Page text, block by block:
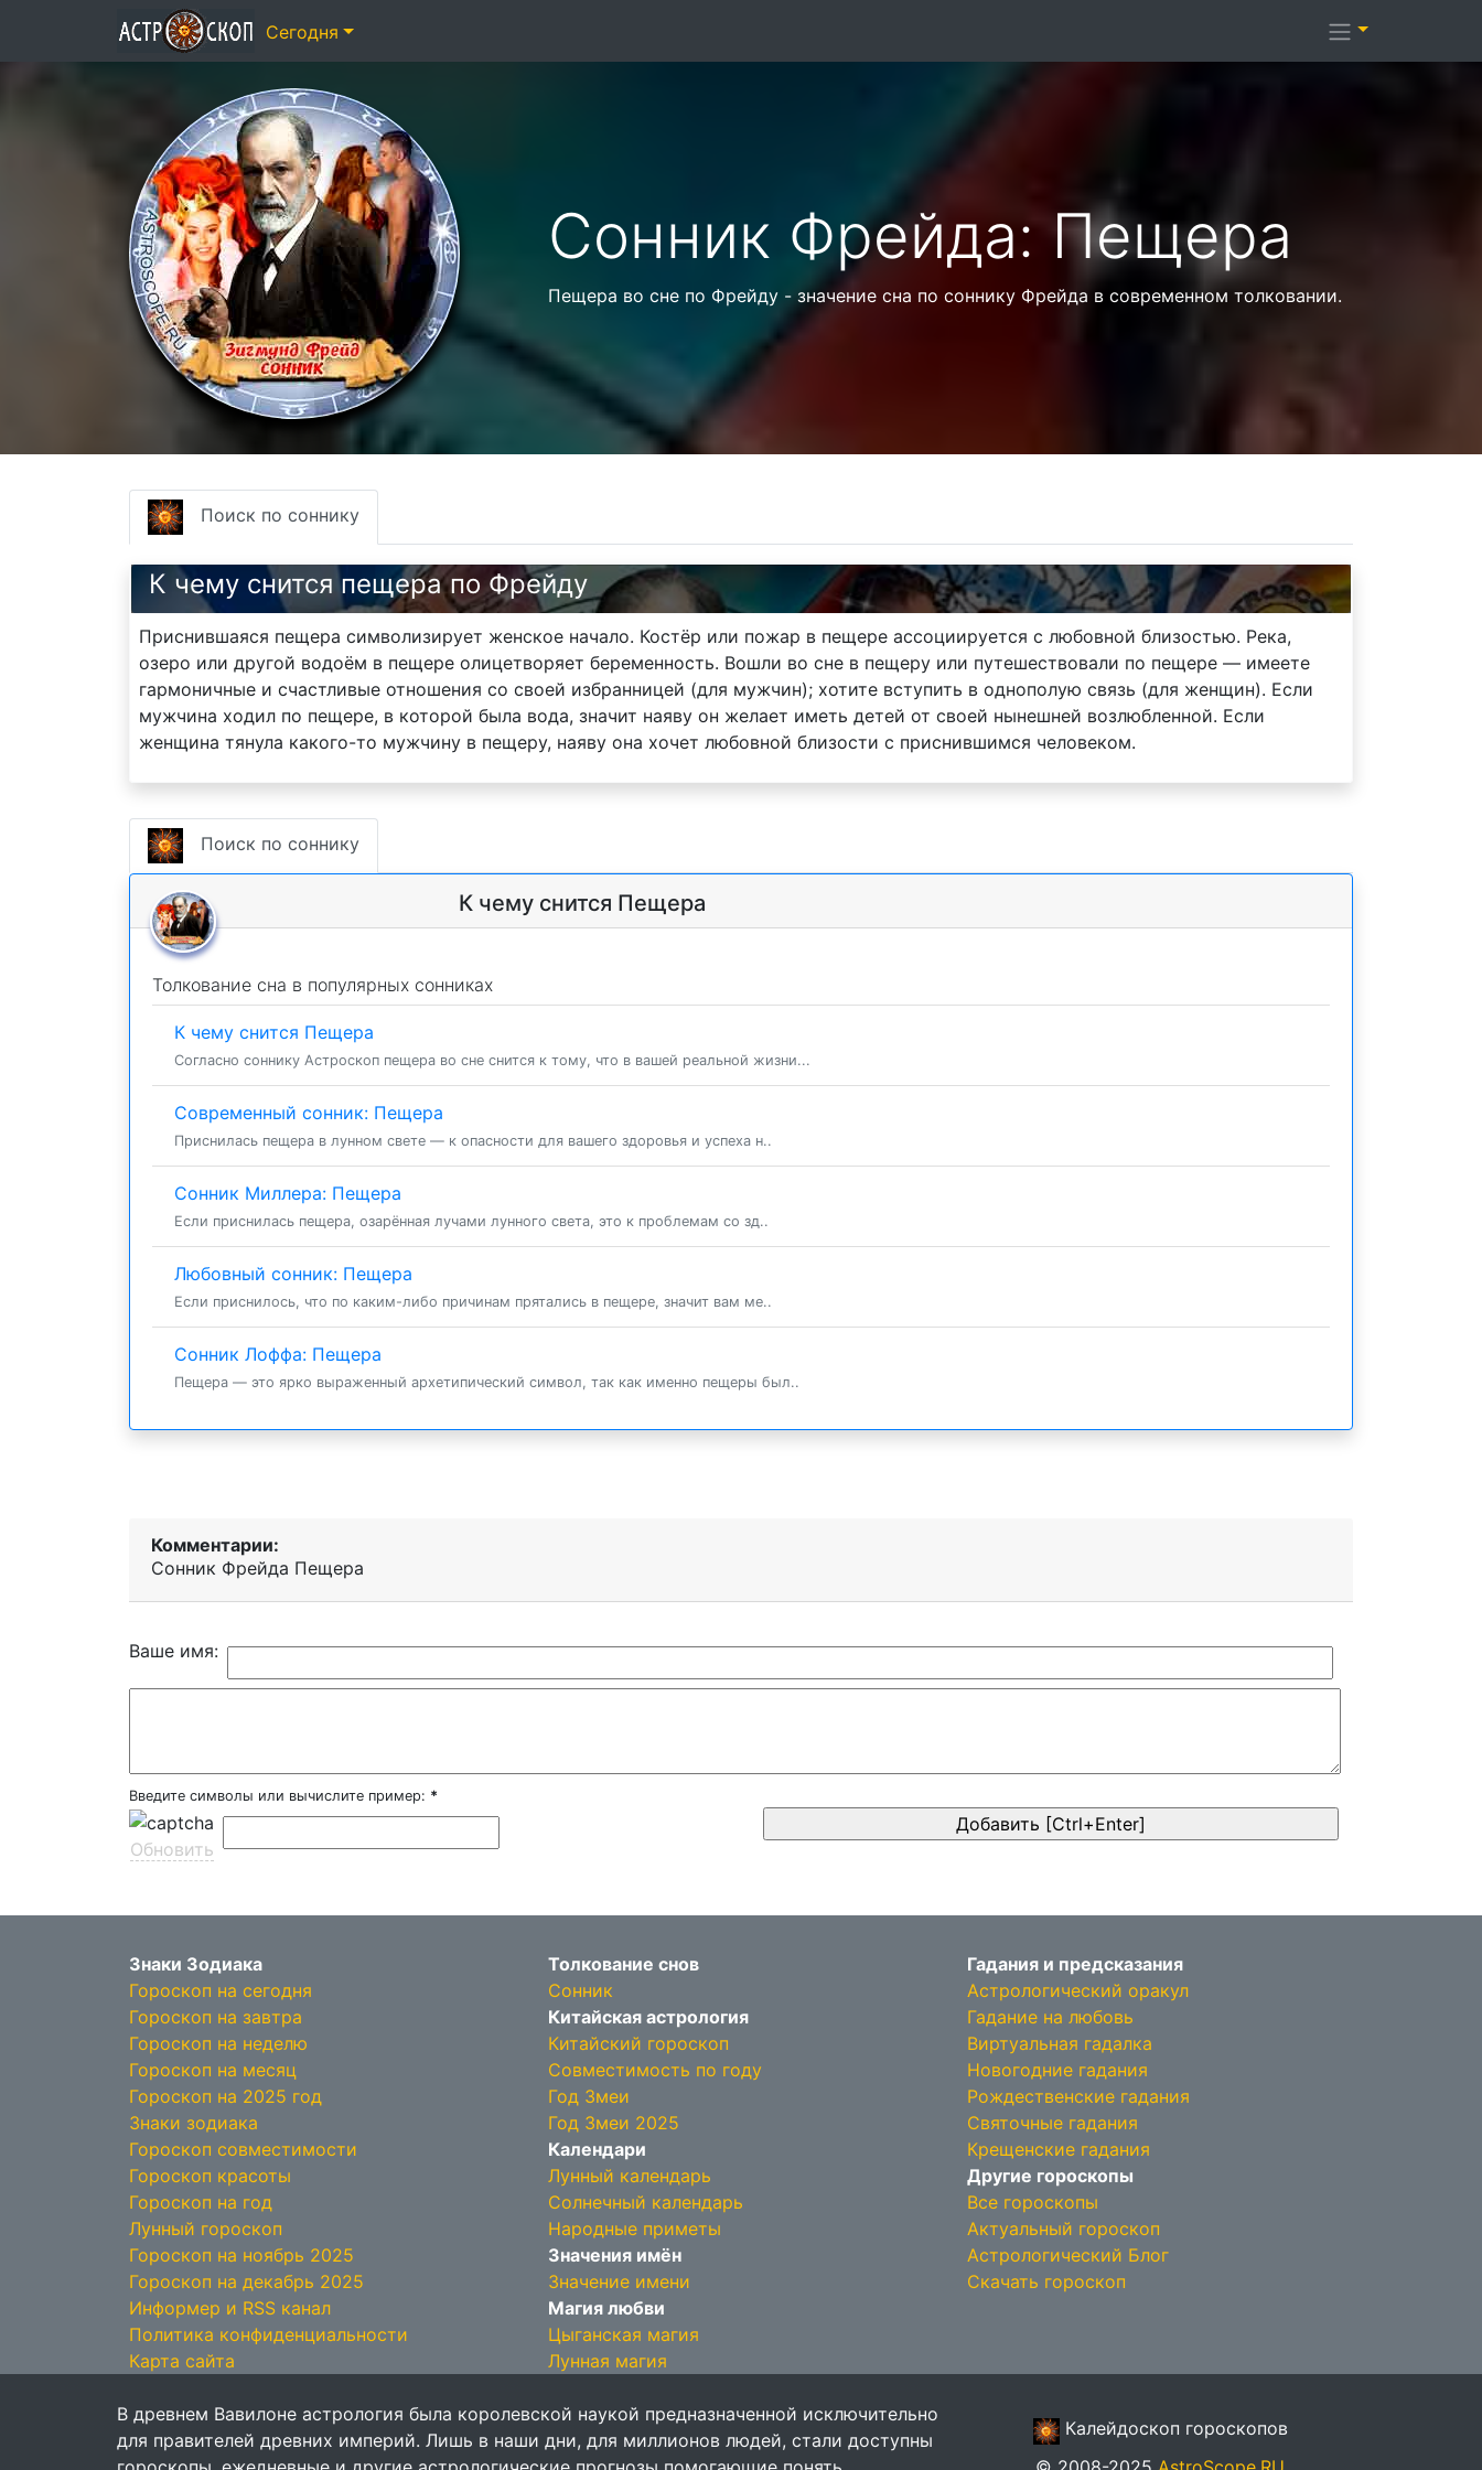
Сонник Фрейда: Пещера
Пещера во сне по Фрейду - значение сна по соннику Фрейда в современном толковании.
Поиск по соннику
К чему снится пещера по Фрейду
Приснившаяся пещера символизирует женское начало. Костёр или пожар в пещере ассоциируется с любовной близостью. Река,
озеро или другой водоём в пещере олицетворяет беременность. Вошли во сне в пещеру или путешествовали по пещере — имеете
гармоничные и счастливые отношения со своей избранницей (для мужчин); хотите вступить в однополую связь (для женщин). Если
мужчина ходил по пещере, в которой была вода, значит наяву он желает иметь детей от своей нынешней возлюбленной. Если
женщина тянула какого-то мужчину в пещеру, наяву она хочет любовной близости с приснившимся человеком.
Поиск по соннику
К чему снится Пещера
Толкование сна в популярных сонниках
К чему снится Пещера
Согласно соннику Астроскоп пещера во сне снится к тому, что в вашей реальной жизни...
Современный сонник: Пещера
Приснилась пещера в лунном свете — к опасности для вашего здоровья и успеха н..
Сонник Миллера: Пещера
Если приснилась пещера, озарённая лучами лунного света, это к проблемам со зд..
Любовный сонник: Пещера
Если приснилось, что по каким-либо причинам прятались в пещере, значит вам ме..
Сонник Лоффа: Пещера
Пещера — это ярко выраженный архетипический символ, так как именно пещеры был..
Комментарии:
Сонник Фрейда Пещера
Ваше имя:
Введите символы или вычислите пример: *
Обновить
Знаки Зодиака
Гороскоп на сегодня
Гороскоп на завтра
Гороскоп на неделю
Гороскоп на месяц
Гороскоп на 2025 год
Знаки зодиака
Гороскоп совместимости
Гороскоп красоты
Гороскоп на год
Лунный гороскоп
Гороскоп на ноябрь 2025
Гороскоп на декабрь 2025
Информер и RSS канал
Политика конфиденциальности
Карта сайта
Толкование снов
Сонник
Китайская астрология
Китайский гороскоп
Совместимость по году
Год Змеи
Год Змеи 2025
Календари
Лунный календарь
Солнечный календарь
Народные приметы
Значения имён
Значение имени
Магия любви
Цыганская магия
Лунная магия
Гадания и предсказания
Астрологический оракул
Гадание на любовь
Виртуальная гадалка
Новогодние гадания
Рождественские гадания
Святочные гадания
Крещенские гадания
Другие гороскопы
Все гороскопы
Актуальный гороскоп
Астрологический Блог
Скачать гороскоп
В древнем Вавилоне астрология была королевской наукой предназначенной исключительно
для правителей древних империй. Лишь в наши дни, для миллионов людей, стали доступны
Калейдоскоп гороскопов
Сегодня